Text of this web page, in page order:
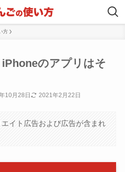
方
のアプリはそ
10月28日 2021年2月22日
イト広告および広告が含まれ